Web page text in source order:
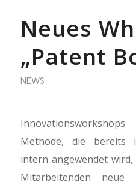
Neues
„Patent
NEWS
Methode, die bereits
intern angewendet
Mitarbeitenden neue